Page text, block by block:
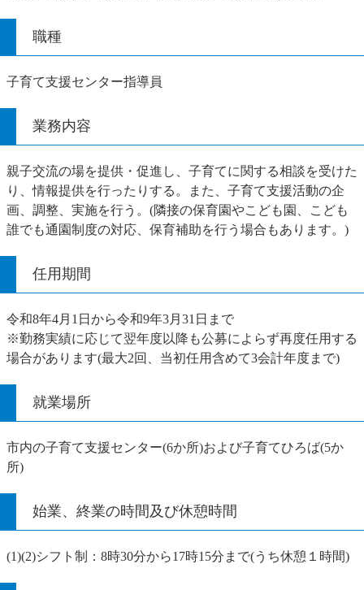
職種
子育て支援センター指導員
業務内容
親子交流の場を提供・促進し、子育てに関する相談を受けた
り、情報提供を行ったりする。また、子育て支援活動の企
画、調整、実施を行う。(隣接の保育園やこども園、こども
誰でも通園制度の対応、保育補助を行う場合もあります。)
任用期間
令和8年4月1日から令和9年3月31日まで
※勤務実績に応じて翌年度以降も公募によらず再度任用する
場合があります(最大2回、当初任用含めて3会計年度まで)
就業場所
市内の子育て支援センター(6か所)および子育てひろば(5か
所)
始業、終業の時間及び休憩時間
(1)(2)シフト制：8時30分から17時15分まで(うち休憩１時間)